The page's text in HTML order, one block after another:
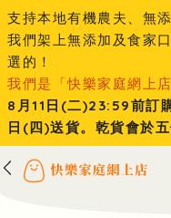
支持本地有機農夫、無
我們架上無添加及食家
選的！
我們是「快樂家庭網上店
8月11日(二)23:59前訂
日(四)送貨。乾貨會於五